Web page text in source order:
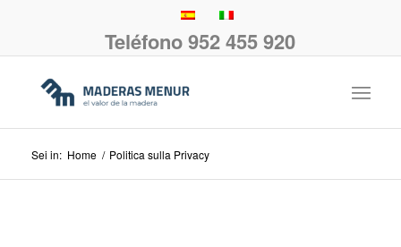
Teléfono 952 455 920
Sei in: Home / Politica sulla Privacy